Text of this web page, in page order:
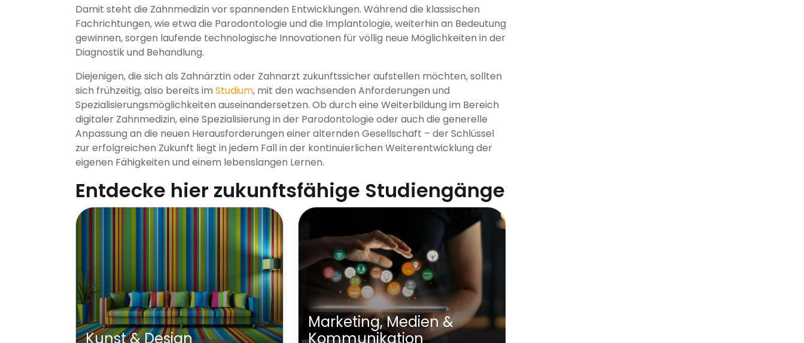
Damit steht die Zahnmedizin vor spannenden Entwicklungen. Während die klassischen
Fachrichtungen, wie etwa die Parodontologie und die Implantologie, weiterhin an Bedeutung
gewinnen, sorgen laufende technologische Innovationen für völlig neue Möglichkeiten in der
Diagnostik und Behandlung.
Diejenigen, die sich als Zahnärztin oder Zahnarzt zukunftssicher aufstellen möchten, sollten
sich frühzeitig, also bereits im Studium, mit den wachsenden Anforderungen und
Spezialisierungsmöglichkeiten auseinandersetzen. Ob durch eine Weiterbildung im Bereich
digitaler Zahnmedizin, eine Spezialisierung in der Parodontologie oder auch die generelle
Anpassung an die neuen Herausforderungen einer alternden Gesellschaft – der Schlüssel
zur erfolgreichen Zukunft liegt in jedem Fall in der kontinuierlichen Weiterentwicklung der
eigenen Fähigkeiten und einem lebenslangen Lernen.
Entdecke hier zukunftsfähige Studiengänge
Hotellerie, Gastronomie &
Tourismus
Wirtschaft &
Unternehmertum